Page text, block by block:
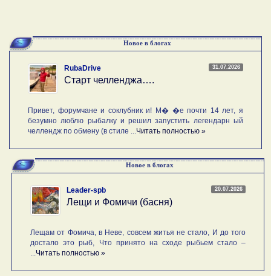
Новое в блогах
31.07.2026
RubaDrive
Старт челленджа….
Привет, форумчане и соклубник и! М� �е почти 14 лет, я
безумно люблю рыбалку и решил запустить легендарн ый
челлендж по обмену (в стиле ...Читать полностью »
Новое в блогах
20.07.2026
Leader-spb
Лещи и Фомичи (басня)
Лещам от Фомича, в Неве, совсем житья не стало, И до того
достало это рыб, Что принято на сходе рыбьем стало –
...Читать полностью »